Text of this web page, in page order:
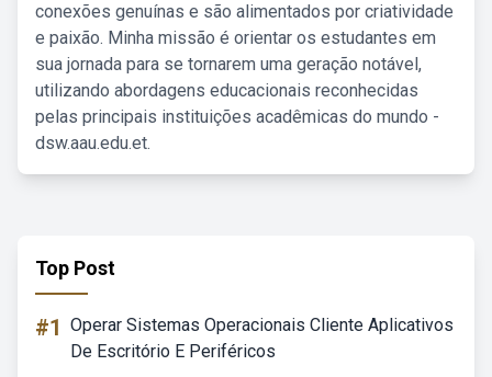
conexões genuínas e são alimentados por criatividade
e paixão. Minha missão é orientar os estudantes em
sua jornada para se tornarem uma geração notável,
utilizando abordagens educacionais reconhecidas
pelas principais instituições acadêmicas do mundo -
dsw.aau.edu.et.
Top Post
#1 Operar Sistemas Operacionais Cliente Aplicativos
De Escritório E Periféricos